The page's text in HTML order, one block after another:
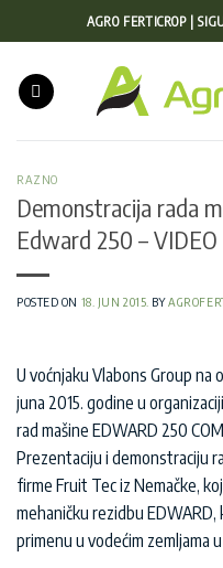
na
AGRO FERTICROP |
RAZNO
Demonstracija rada
Edward 250 – VIDEO
POSTED ON 18. JUN 2015. BY
U voćnjaku Vlabons Group na
juna 2015. godine u
rad mašine EDWARD 250
Prezentaciju i demonstraciju
firme Fruit Tec iz Nemačke,
mehaničku rezidbu EDWARD,
primenu u vodećim zemljama